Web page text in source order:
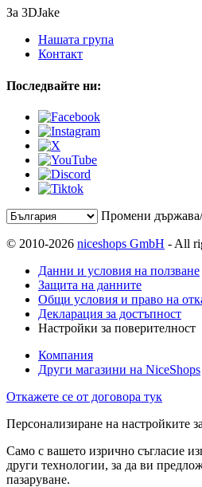
За 3DJake
Нашата група
Контакт
Последвайте ни:
Промени
© 2010-2026 niceshops GmbH - All
Данни и условия на ползване
Защита на данните
Общи условия и право на
Декларация за достъпност
Настройки за поверителност
Компания
Други магазини на NiceShops
Откажете се от договора тук
Персонализиране на настройките
Само с вашето изрично съгласие
други технологии, за да ви
пазаруване.